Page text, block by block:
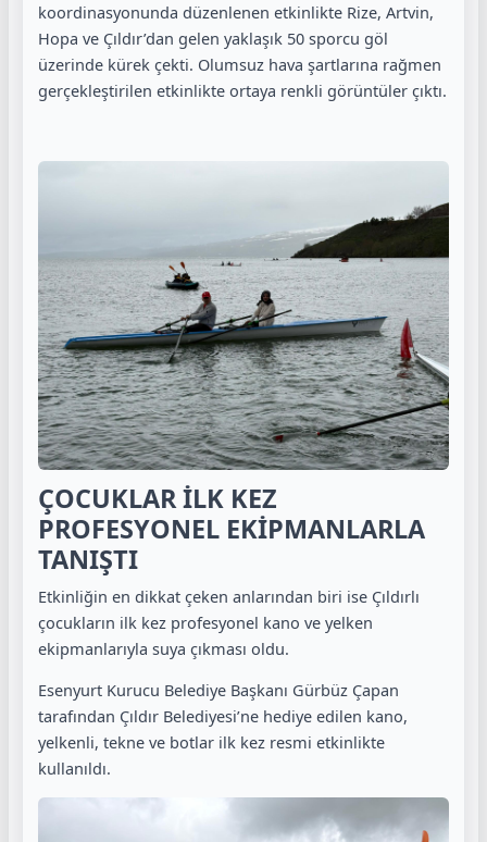
koordinasyonunda düzenlenen etkinlikte Rize, Artvin,
Hopa ve Çıldır’dan gelen yaklaşık 50 sporcu göl
üzerinde kürek çekti. Olumsuz hava şartlarına rağmen
gerçekleştirilen etkinlikte ortaya renkli görüntüler çıktı.
ÇOCUKLAR İLK KEZ
PROFESYONEL EKİPMANLARLA
TANIŞTI
Etkinliğin en dikkat çeken anlarından biri ise Çıldırlı
çocukların ilk kez profesyonel kano ve yelken
ekipmanlarıyla suya çıkması oldu.
Esenyurt Kurucu Belediye Başkanı Gürbüz Çapan
tarafından Çıldır Belediyesi’ne hediye edilen kano,
yelkenli, tekne ve botlar ilk kez resmi etkinlikte
kullanıldı.